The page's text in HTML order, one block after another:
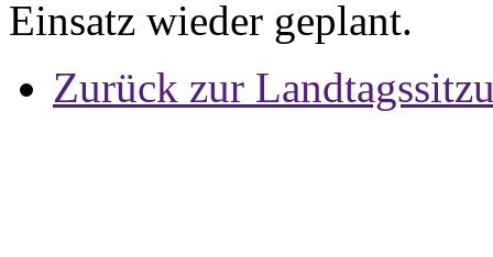
Einsatz wieder geplant.
Zurück zur